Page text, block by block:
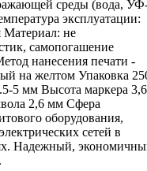
среды (вода,
эксплуатации:
Материал: не
самопогашение
нанесения печати -
на желтом Упаковка
5 мм Высота маркера 3,6
2,6 мм Сфера
оборудования,
сетей в
Надежный,